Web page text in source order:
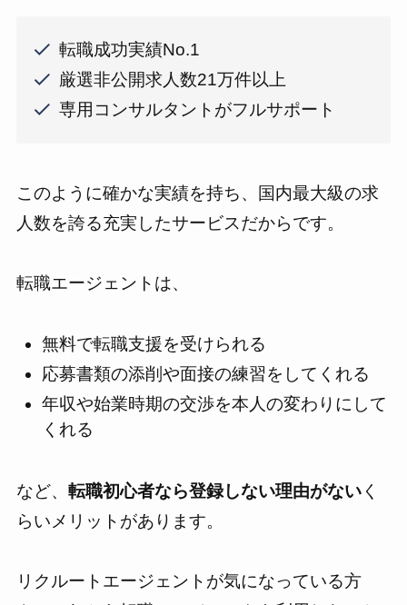
転職成功実績No.1
厳選非公開求人数21万件以上
専用コンサルタントがフルサポート
このように確かな実績を持ち、国内最大級の求
人数を誇る充実したサービスだからです。
転職エージェントは、
無料で転職支援を受けられる
応募書類の添削や面接の練習をしてくれる
年収や始業時期の交渉を本人の変わりにして
くれる
など、 転職初心者なら登録しない理由がないく
らいメリットがあります。
リクルートエージェントが気になっている方